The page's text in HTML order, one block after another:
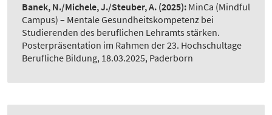
Banek, N./Michele, J./Steuber, A. (2025): MinCa (Mindful
Campus) – Mentale Gesundheitskompetenz bei
Studierenden des beruflichen Lehramts stärken.
Posterpräsentation im Rahmen der 23. Hochschultage
Berufliche Bildung, 18.03.2025, Paderborn